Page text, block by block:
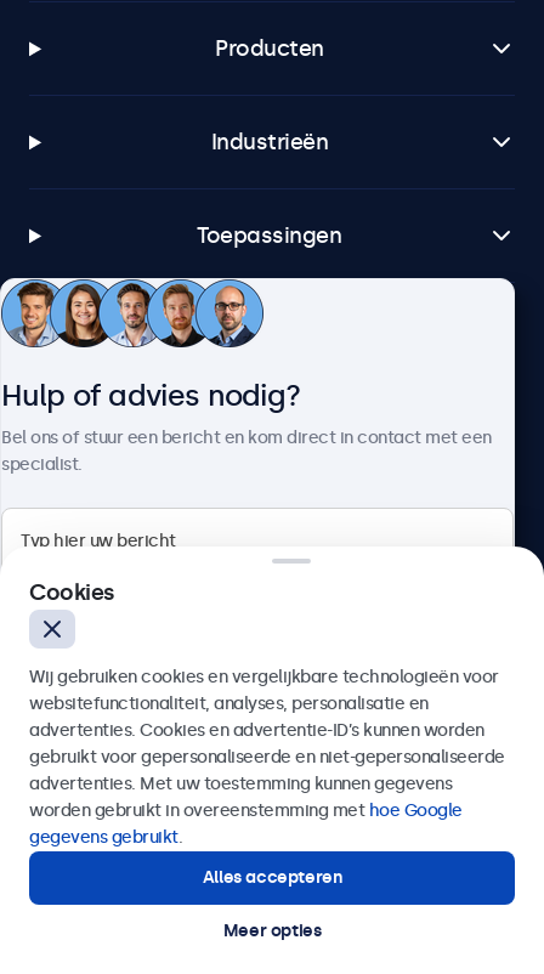
Producten
Industrieën
Toepassingen
Klantenservice
4.8/5 door 5000+ bedrijven
Nederlands
© 2026 Beetronics
Hulp of advies nodig?
Bel ons of stuur een bericht en kom direct in contact met een
specialist.
Verzenden
Of bel ons op
Hulp of advies nodig?
Direct contact met een specialist.
Cookies
Wij gebruiken cookies en vergelijkbare technologieën voor
websitefunctionaliteit, analyses, personalisatie en
advertenties. Cookies en advertentie-ID’s kunnen worden
gebruikt voor gepersonaliseerde en niet-gepersonaliseerde
advertenties. Met uw toestemming kunnen gegevens
worden gebruikt in overeenstemming met hoe Google
gegevens gebruikt.
Alles accepteren
Meer opties